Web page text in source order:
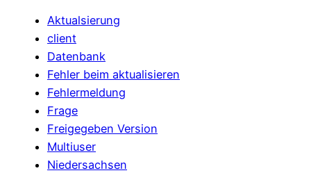
Aktualsierung
client
Datenbank
Fehler beim aktualisieren
Fehlermeldung
Frage
Freigegeben Version
Multiuser
Niedersachsen